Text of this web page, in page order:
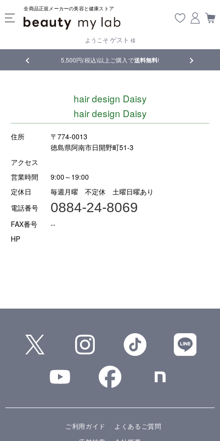
全商品正規メーカーの美容と健康ストア
ようこそ ゲスト 様
5,500円(税込)以上ご購入で 送料無料! 【重要】熊本地震
hair design Daisy
hair design Daisy
住所
〒774-0013
徳島県阿南市日開野町51-3
アクセス
営業時間
9:00～19:00
定休日
毎週月曜 不定休 土曜日曜あり
電話番号
0884-24-8069
FAX番号
--
HP
ご利用ガイド
よくあるご質問